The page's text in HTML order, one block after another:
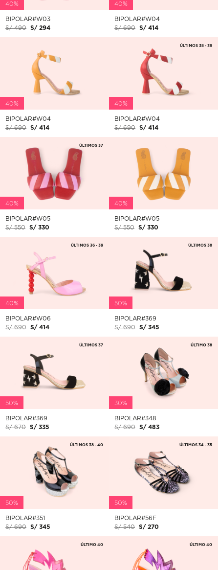
40%
BIPOLAR#W03
S/ 490
S/ 294
40%
BIPOLAR#W04
S/ 690
S/ 414
40%
BIPOLAR#W04
S/ 690
S/ 414
40%
BIPOLAR#W04
S/ 690
S/ 414
ÚLTIMOS 38 - 39
40%
BIPOLAR#W05
S/ 550
S/ 330
ÚLTIMOS 37
40%
BIPOLAR#W05
S/ 550
S/ 330
40%
BIPOLAR#W06
S/ 690
S/ 414
ÚLTIMOS 36 - 39
50%
BIPOLAR#369
S/ 690
S/ 345
ÚLTIMOS 38
50%
BIPOLAR#369
S/ 670
S/ 335
ÚLTIMOS 37
30%
BIPOLAR#348
S/ 690
S/ 483
ÚLTIMO 38
50%
BIPOLAR#351
S/ 690
S/ 345
ÚLTIMOS 38 - 40
50%
BIPOLAR#56F
S/ 540
S/ 270
ÚLTIMOS 34 - 35
ÚLTIMO 40 ÚLTIMO 40